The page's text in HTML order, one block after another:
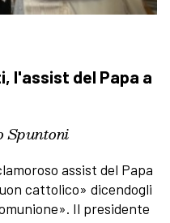
l'assist del Papa a
Spuntoni
assist del Papa
cattolico» dicendogli
Il presidente